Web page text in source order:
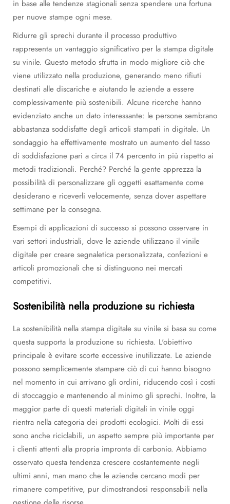
in base alle tendenze stagionali senza spendere una fortuna
per nuove stampe ogni mese.
Ridurre gli sprechi durante il processo produttivo
rappresenta un vantaggio significativo per la stampa digitale
su vinile. Questo metodo sfrutta in modo migliore ciò che
viene utilizzato nella produzione, generando meno rifiuti
destinati alle discariche e aiutando le aziende a essere
complessivamente più sostenibili. Alcune ricerche hanno
evidenziato anche un dato interessante: le persone sembrano
abbastanza soddisfatte degli articoli stampati in digitale. Un
sondaggio ha effettivamente mostrato un aumento del tasso
di soddisfazione pari a circa il 74 percento in più rispetto ai
metodi tradizionali. Perché? Perché la gente apprezza la
possibilità di personalizzare gli oggetti esattamente come
desiderano e riceverli velocemente, senza dover aspettare
settimane per la consegna.
Esempi di applicazioni di successo si possono osservare in
vari settori industriali, dove le aziende utilizzano il vinile
digitale per creare segnaletica personalizzata, confezioni e
articoli promozionali che si distinguono nei mercati
competitivi.
Sostenibilità nella produzione su richiesta
La sostenibilità nella stampa digitale su vinile si basa su come
questa supporta la produzione su richiesta. L'obiettivo
principale è evitare scorte eccessive inutilizzate. Le aziende
possono semplicemente stampare ciò di cui hanno bisogno
nel momento in cui arrivano gli ordini, riducendo così i costi
di stoccaggio e mantenendo al minimo gli sprechi. Inoltre, la
maggior parte di questi materiali digitali in vinile oggi
rientra nella categoria dei prodotti ecologici. Molti di essi
sono anche riciclabili, un aspetto sempre più importante per
i clienti attenti alla propria impronta di carbonio. Abbiamo
osservato questa tendenza crescere costantemente negli
ultimi anni, man mano che le aziende cercano modi per
rimanere competitive, pur dimostrandosi responsabili nella